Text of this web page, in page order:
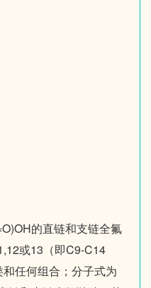
的直链和支链全氟
或13（即C9-C14
任何组合；分子式为